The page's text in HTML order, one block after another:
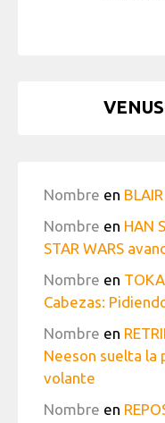
Nombre en
Nombre en HAN
STAR WARS
Nombre en
Cabezas:
Nombre en
Neeson suelta la
volante
Nombre en